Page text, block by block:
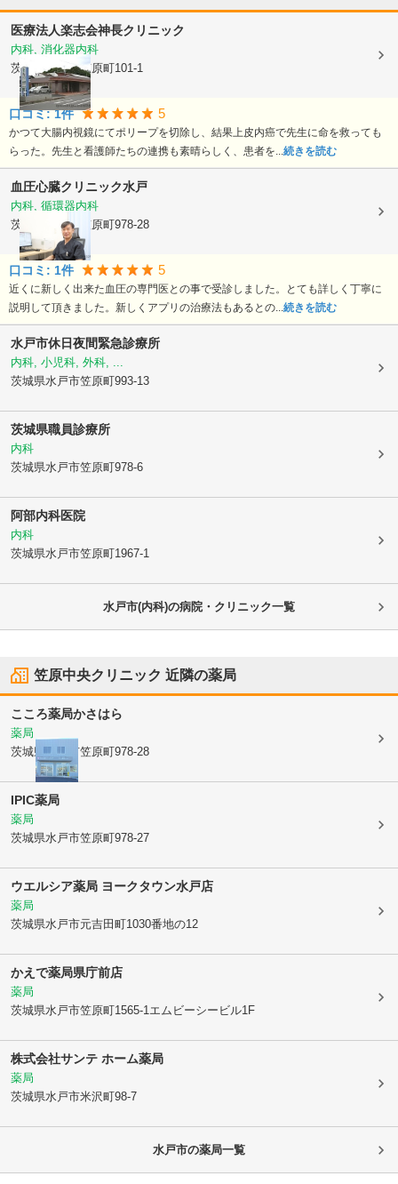
医療法人楽志会神長クリニック
内科, 消化器内科
茨城県水戸市笠原町101-1
口コミ:1件 5
かつて大腸内視鏡にてポリープを切除し、結果上皮内癌で先生に命を救っても
らった。先生と看護師たちの連携も素晴らしく、患者を...続きを読む
血圧心臓クリニック水戸
内科, 循環器内科
茨城県水戸市
笠原町978-28
口コミ: 1件 5
近くに新しく出来た血圧の専門医との事で受診しました。とても詳しく丁寧に
説明して頂きました。新しくアプリの治療法もあるとの...続きを読む
水戸市休日夜間緊急診療所
内科, 小児科, 外科, ...
茨城県水戸市笠原町993-13
茨城県職員診療所
内科
茨城県水戸市笠原町978-6
阿部内科医院
内科
茨城県水戸市笠原町1967-1
水戸市(内科)の病院・クリニック一覧
笠原中央クリニック 近隣の薬局
こころ薬局かさはら
薬局
茨城県水戸市笠原町978-28
IPIC薬局
薬局
茨城県水戸市笠原町978-27
ウエルシア薬局 ヨークタウン水戸店
薬局
茨城県水戸市元吉田町1030番地の12
かえで薬局県庁前店
薬局
茨城県水戸市笠原町1565-1エムビーシービル1F
株式会社サンテ ホーム薬局
薬局
茨城県水戸市米沢町98-7
水戸市の薬局一覧